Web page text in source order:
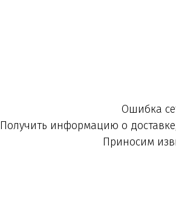
Ошибка
Получить информацию о
Приносим